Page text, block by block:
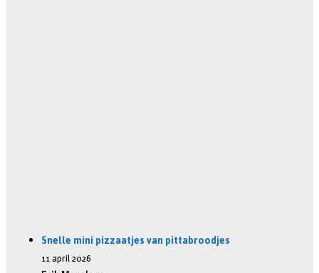
Snelle mini pizzaatjes van pittabroodjes
11 april 2026